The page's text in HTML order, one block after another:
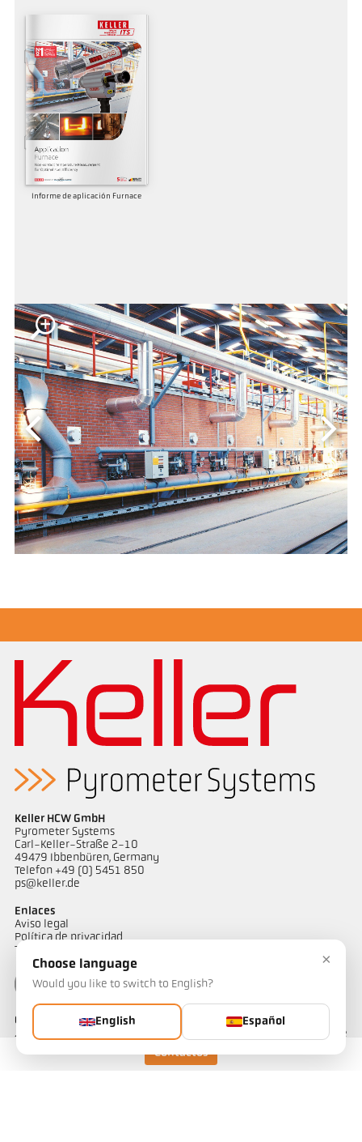
Contactos
Informe de aplicación Furnace
Keller HCW GmbH
Pyrometer Systems
Carl-Keller-Straße 2-10
49479 Ibbenbüren, Germany
Telefon +49 (0) 5451 850
ps@keller.de
Enlaces
Aviso legal
Política de privacidad
Términos y condiciones
Contactos
¿Tiene alguna pregunta sobre nuestras soluciones de medición de
×
Choose language
Would you like to switch to English?
English Español